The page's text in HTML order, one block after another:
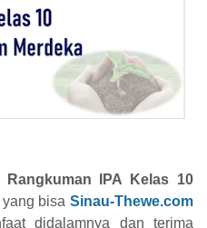
Rangkuman IPA Kelas 10
yang bisa Sinau-Thewe.com
didalamnya dan terima